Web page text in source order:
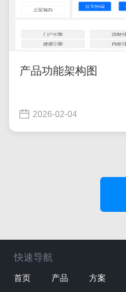
产品功能架构图
2026-02-04
快速导航
首页 产品 方案